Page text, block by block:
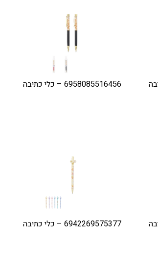
6958085516456 – כלי כתיבה
6942269575377 – כלי כתיבה